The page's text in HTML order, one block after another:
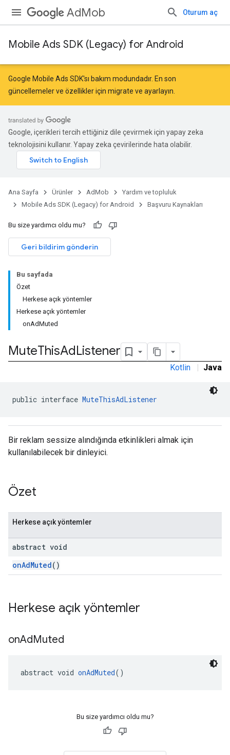
AdMob Oturum aç
Mobile Ads SDK (Legacy) for Android
Google Mobile Ads SDK'sı bakım modundadır. En son
güncellemeler ve özellikler için migrate ve ayarlayın
Google, içerikleri tercih ettiğiniz dile çevirmek için yapay zeka
teknolojisini kullanır. Yapay zeka çevirilerinde hata olabilir.
Ana Sayfa Ürünler AdMob
Yardım ve topluluk
Mobile Ads SDK (Legacy) for Android
Başvuru Kaynakları
Bu size yardımcı oldu mu?
Geri bildirim gönderin
Bu sayfada
Özet
Herkese açık yöntemler
Herkese açık yöntemler
onAdMuted
MuteThisAdListener
Kotlin | Java
public interface MuteThisAdListener
Bir reklam sessize alındığında etkinlikleri almak için
kullanılabilecek bir dinleyici.
Özet
Herkese açık yöntemler
abstract void
onAdMuted()
Herkese açık yöntemler
onAdMuted
abstract void onAdMuted()
Bu size yardımcı oldu mu?